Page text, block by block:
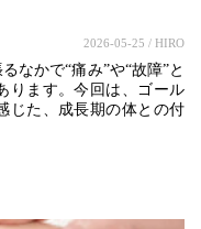
2026-05-25 / HIRO
なかで“痛み”や“故障”と
ります。今回は、ゴール
じた、成長期の体との付